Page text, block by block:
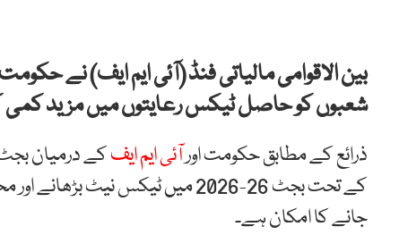
بین الاقوامی مالیاتی فنڈ (آئی ایم ایف) نے
شعبوں کو حاصل ٹیکس رعایتوں میں مزید کمی
ذرائع کے مطابق حکومت اورآئی ایم ایفکے درمیان
کے تحت بجٹ 26-2026 میں ٹیکس
جانے کا امکان ہے۔